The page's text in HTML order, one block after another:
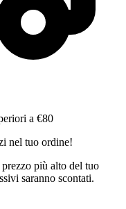
a €80
nel tuo ordine!
più alto del tuo
saranno scontati.